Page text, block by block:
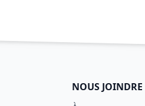
NOUS JOINDRE